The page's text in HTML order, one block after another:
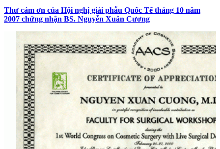
Thư cám ơn của Hội nghị giải phẫu Quốc Tế tháng 10 năm
2007 chứng nhận BS. Nguyễn Xuân Cương